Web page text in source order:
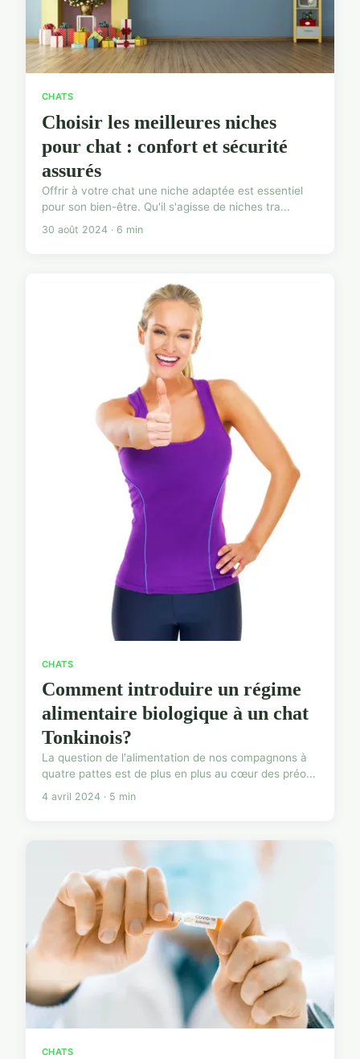
CHATS
Choisir les meilleures niches
pour chat : confort et sécurité
assurés
Offrir à votre chat une niche adaptée est essentiel
pour son bien-être. Qu'il s'agisse de niches tra...
30 août 2024 · 6 min
CHATS
Comment introduire un régime
alimentaire biologique à un chat
Tonkinois?
La question de l'alimentation de nos compagnons à
quatre pattes est de plus en plus au cœur des préo...
4 avril 2024 · 5 min
CHATS